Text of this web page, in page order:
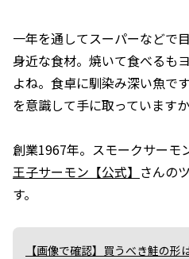
一年を通してスーパーなどで
身近な食材。焼いて食べるも
よね。食卓に馴染み深い魚で
を意識して手に取っています
創業1967年。スモークサーモ
王子サーモン【公式】 さんの
す。
【画像で確認】買うべき鮭の